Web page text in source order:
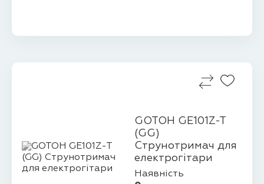
GOTOH GE101Z-T
(GG)
Струнотримач для
електрогітари
Наявність